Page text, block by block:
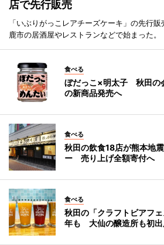
店で先行販売
「いぶりがっこレアチーズケーキ」の先行
鹿市の居酒屋やレストランなどで始まった。
食べる
ぼだっこ×明太子 秋田の
の新商品発売へ
食べる
秋田の飲食18店が熊本地
ー 売り上げ全額寄付へ
食べる
秋田の「クラフトビアフ
年も 大仙の醸造所も初出